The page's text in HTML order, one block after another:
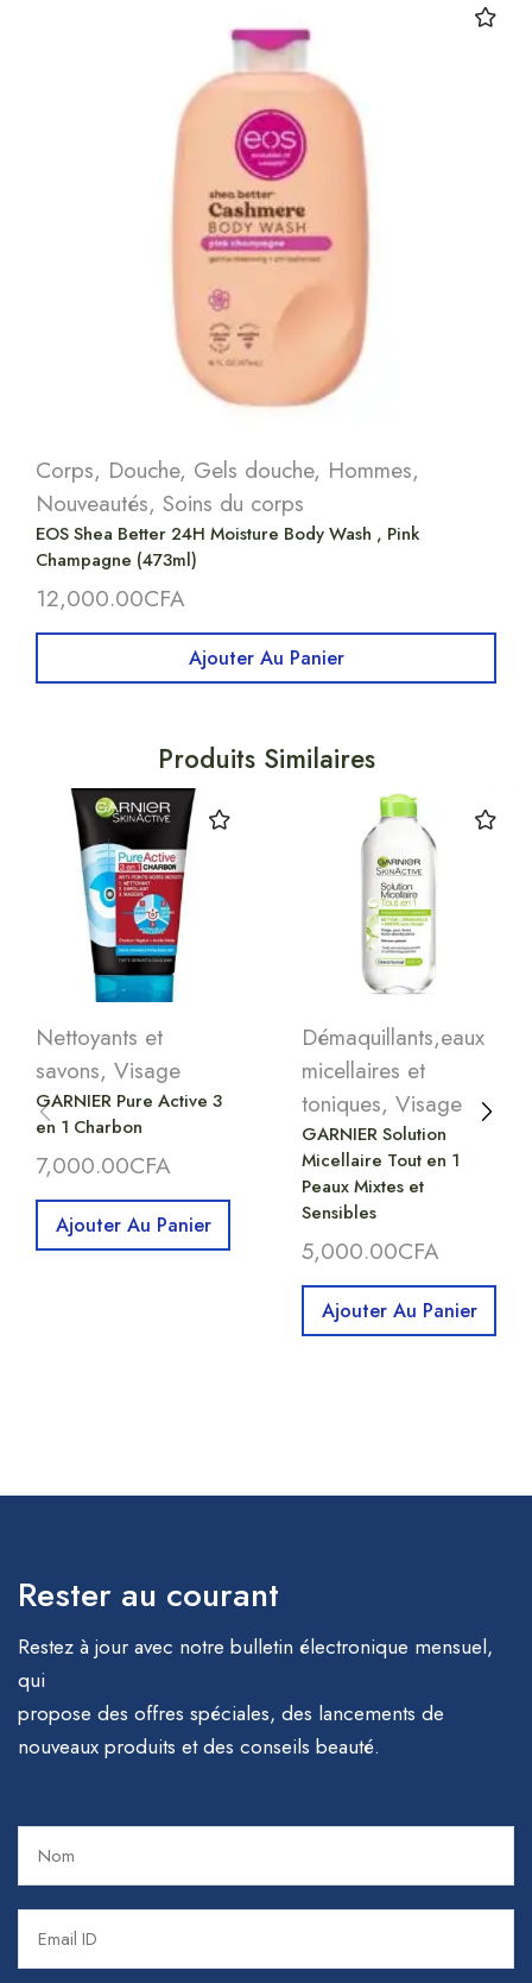
Corps, Douche, Gels douche, Hommes,
Nouveautés, Soins du corps
EOS Shea Better 24H Moisture Body Wash , Pink
Champagne (473ml)
12,000.00CFA
Ajouter Au Panier
Produits Similaires
Nettoyants et
savons, Visage
GARNIER Pure Active 3
en 1 Charbon
7,000.00CFA
Ajouter Au Panier
Démaquillants,eaux
micellaires et
toniques, Visage
GARNIER Solution
Micellaire Tout en 1
Peaux Mixtes et
Sensibles
5,000.00CFA
Ajouter Au Panier
Rester au courant
Restez à jour avec notre bulletin électronique mensuel,
qui
propose des offres spéciales, des lancements de
nouveaux produits et des conseils beauté.